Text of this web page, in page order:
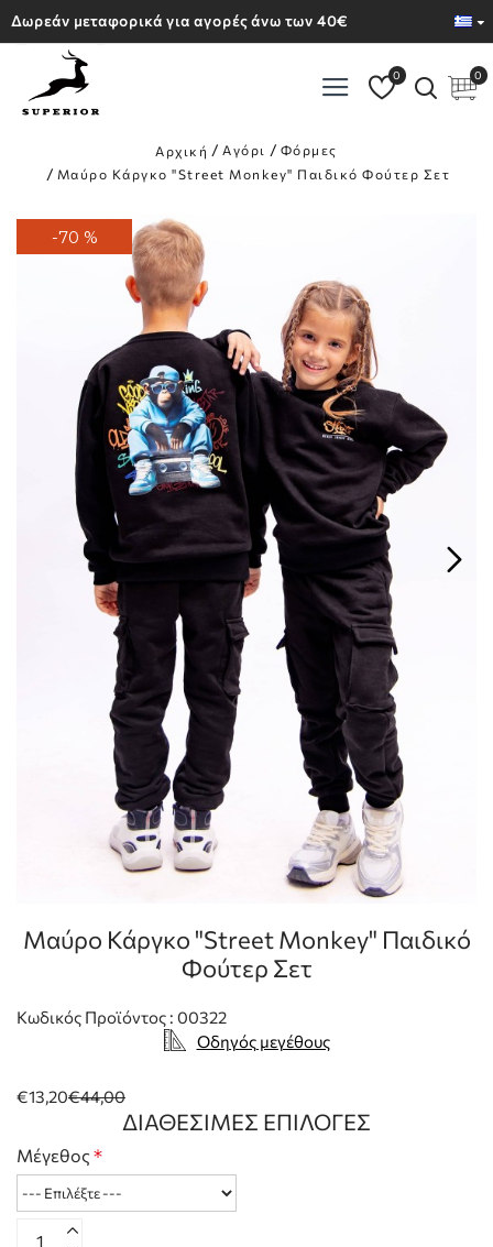
Δωρεάν μεταφορικά για αγορές άνω των 40€
0 0
Αρχική Αγόρι
Φόρμες
Μαύρο Κάργκο "Street Monkey" Παιδικό Φούτερ Σετ
-70 %
Μαύρο Κάργκο "Street Monkey" Παιδικό
Φούτερ Σετ
Κωδικός Προϊόντος : 00322
Οδηγός μεγέθους
€13,20€44,00
ΔΙΑΘΈΣΙΜΕΣ ΕΠΙΛΟΓΈΣ
Μέγεθος